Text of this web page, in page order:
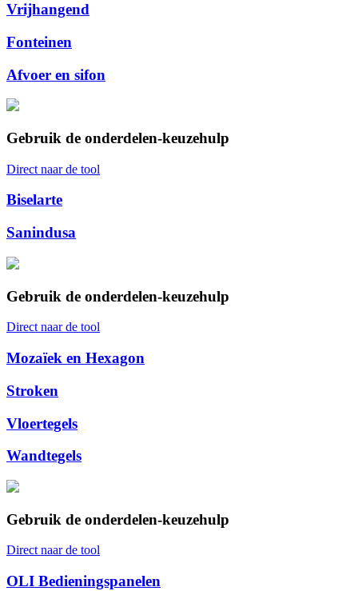
Vrijhangend
Fonteinen
Afvoer en sifon
Gebruik de onderdelen-keuzehulp
Direct naar de tool
Biselarte
Sanindusa
Gebruik de onderdelen-keuzehulp
Direct naar de tool
Mozaïek en Hexagon
Stroken
Vloertegels
Wandtegels
Gebruik de onderdelen-keuzehulp
Direct naar de tool
OLI Bedieningspanelen